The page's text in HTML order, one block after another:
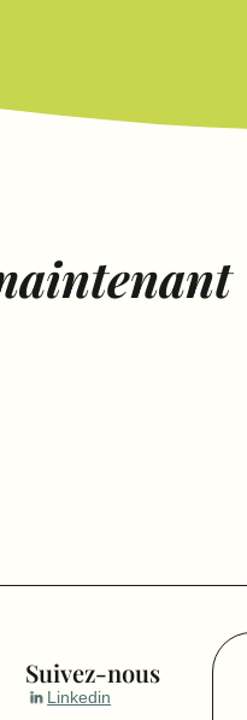
Suivez-nous
Linkedin